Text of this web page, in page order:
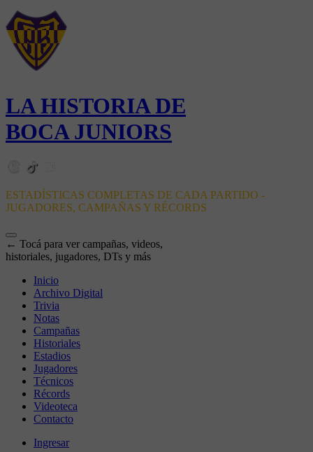
LA HISTORIA DE
BOCA JUNIORS
ESTADÍSTICAS COMPLETAS DE CADA PARTIDO -
JUGADORES, CAMPAÑAS Y RÉCORDS
← Tocá para ver campañas, videos,
historiales, jugadores, DTs y más
Inicio
Archivo Digital
Trivia
Notas
Campañas
Historiales
Estadios
Jugadores
Técnicos
Récords
Videoteca
Contacto
Ingresar